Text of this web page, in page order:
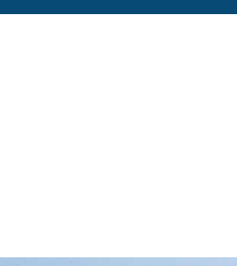
Directas